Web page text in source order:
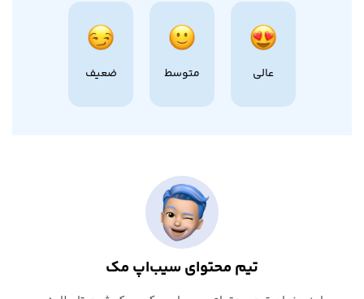
عالی متوسط ضعیف
تیم محتوای سیب‌اپ مک